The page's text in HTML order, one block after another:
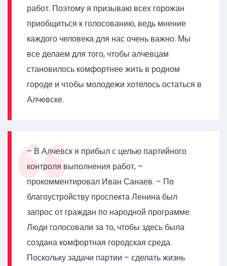
работ. Поэтому я призываю всех горожан
приобщиться к голосованию, ведь мнение
каждого человека для нас очень важно. Мы
все делаем для того, чтобы алчевцам
становилось комфортнее жить в родном
городе и чтобы молодежи хотелось остаться в
Алчевске.
– В Алчевск я прибыл с целью партийного
контроля выполнения работ, –
прокомментировал Иван Санаев. – По
благоустройству проспекта Ленина был
запрос от граждан по народной программе.
Люди голосовали за то, чтобы здесь была
создана комфортная городская среда.
Поскольку задачи партии – сделать жизнь